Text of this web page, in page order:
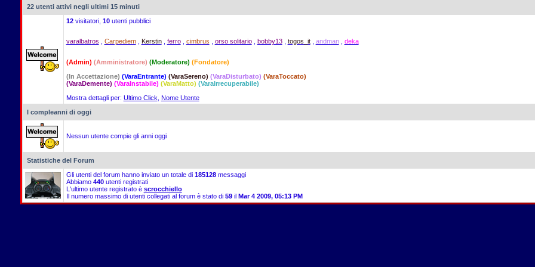
22 utenti attivi negli ultimi 15 minuti
12visitatori, 10utenti pubblici
varalbatros Carpediem, Kerstin, ferro, cimbrus orso solitario, bobby13, togos_it, andman, deka
(Admin) (Amministratore) (Moderatore) (Fondatore)
(In Accettazione) (VaraEntrante) (VaraSereno) (VaraDisturbato) (VaraToccato)
(VaraDemente) (VaraInstabile) (VaraMatto) (VaraIrrecuperabile)
Mostra dettagli per: Ultimo Click Nome Utente
I compleanni di oggi
Nessun utente compie gli anni oggi
Statistiche del Forum
Gli utenti del forum hanno inviato un totale di 185128messaggi
Abbiamo 440utenti registrati
L'ultimo utente registrato è scrocchiello
Il numero massimo di utenti collegati al forum è stato di 59il Mar 4 2009, 05:13 PM